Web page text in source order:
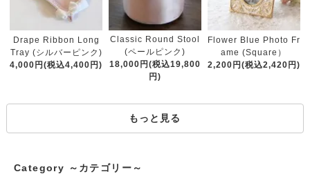
Drape Ribbon Long
Tray (シルバーピンク)
4,000円(税込4,400円)
Classic Round Stool
(ペールピンク)
18,000円(税込19,800
円)
Flower Blue Photo Fr
ame (Square）
2,200円(税込2,420円)
もっと見る
Category ～カテゴリー～